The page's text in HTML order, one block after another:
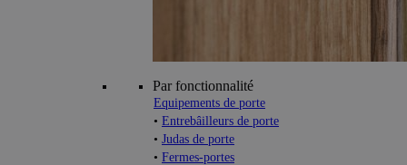
Par fonctionnalité
Equipements de porte
• Entrebâilleurs de porte
• Judas de porte
• Fermes-portes